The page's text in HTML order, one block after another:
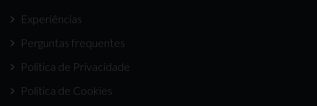
Experiências
Perguntas frequentes
Politica de Privacidade
Politica de Cookies